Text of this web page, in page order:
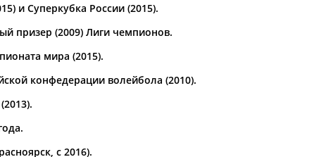
и Суперкубка России (2015).
призер (2009) Лиги чемпионов.
мира (2015).
конфедерации волейбола (2010).
с 2016).